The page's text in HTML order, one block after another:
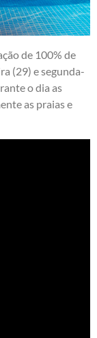
de 100% de
(29) e segunda-
o dia as
as praias e